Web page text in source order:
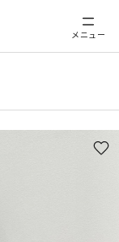
メニュー